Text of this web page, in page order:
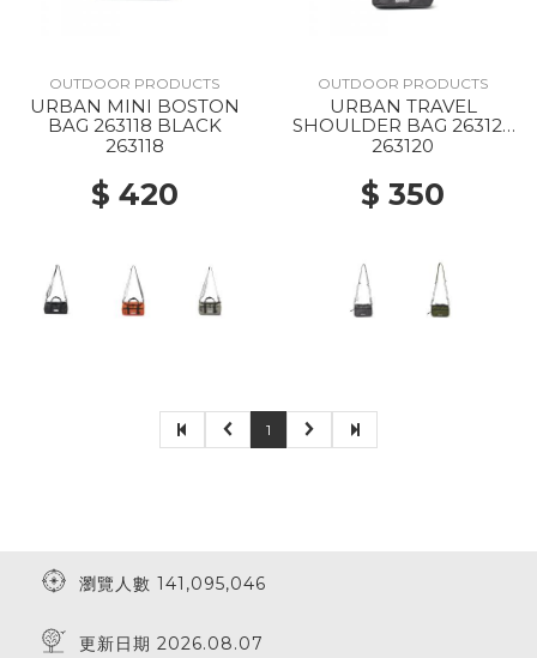
OUTDOOR PRODUCTS
URBAN MINI BOSTON
BAG 263118 BLACK
263118
$ 420
OUTDOOR PRODUCTS
URBAN TRAVEL
SHOULDER BAG 263120
CHARCOAL
263120
$ 350
1
瀏覽人數 141,095,046
更新日期 2026.08.07